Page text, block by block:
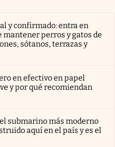
y confirmado: entra en
perros y gatos de
sótanos, terrazas y
en efectivo en papel
y por qué recomiendan
submarino más moderno
aquí en el país y es el